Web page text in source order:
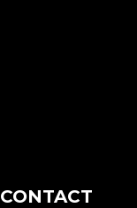
CONTACT